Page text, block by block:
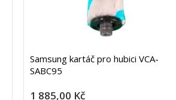
Samsung kartáč pro hubici VCA-
SABC95
1 885,00 Kč